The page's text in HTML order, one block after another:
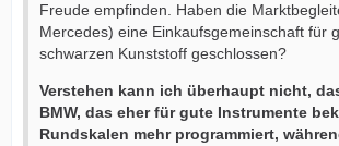
Freude empfinden. Haben die
Mercedes) eine Einkaufsgemeinschaft für
schwarzen Kunststoff geschlossen?
Verstehen kann ich überhaupt nicht,
BMW, das eher für gute Instrumente
Rundskalen mehr programmiert,